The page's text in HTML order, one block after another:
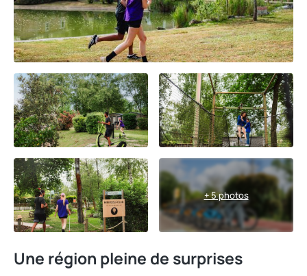
+ 5 photos
Une région pleine de surprises